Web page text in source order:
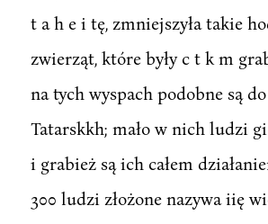
t a h e i tę, zmniejszyła takie
zwierząt, które były c t k m
na tych wyspach podobne są
Tatarskkh; mało w nich ludzi gi
i grabież są ich całem
300 ludzi złożone nazywa iię